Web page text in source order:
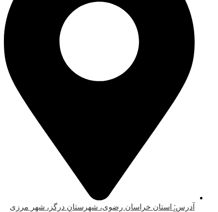
آدرس: استان خراسان رضوی، شهرستان درگز، شهر مرزی